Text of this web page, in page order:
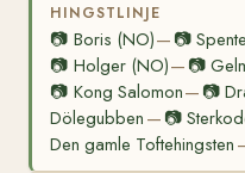
HINGSTLINJE
📷 Boris (NO)— 📷
📷 Holger (NO)— 📷
📷 Kong Salomon— 📷
Dölegubben — 📷
Den gamle Toftehingsten